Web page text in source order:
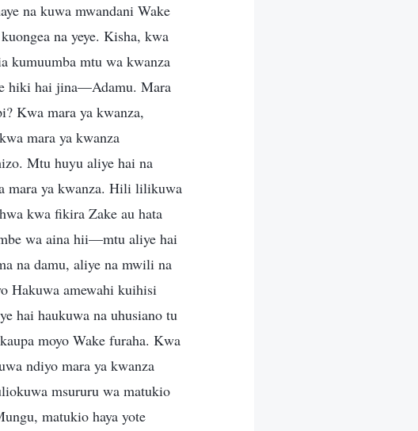
na kuwa mwandani Wake
na yeye. Kisha, kwa
kumuumba mtu wa kwanza
hiki hai jina—Adamu. Mara
Kwa mara ya kwanza,
mara ya kwanza
Mtu huyu aliye hai na
mara ya kwanza. Hili lilikuwa
kwa fikira Zake au hata
wa aina hii—mtu aliye hai
na damu, aliye na mwili na
Hakuwa amewahi kuihisi
hai haukuwa na uhusiano tu
moyo Wake furaha. Kwa
ndiyo mara ya kwanza
msururu wa matukio
matukio haya yote